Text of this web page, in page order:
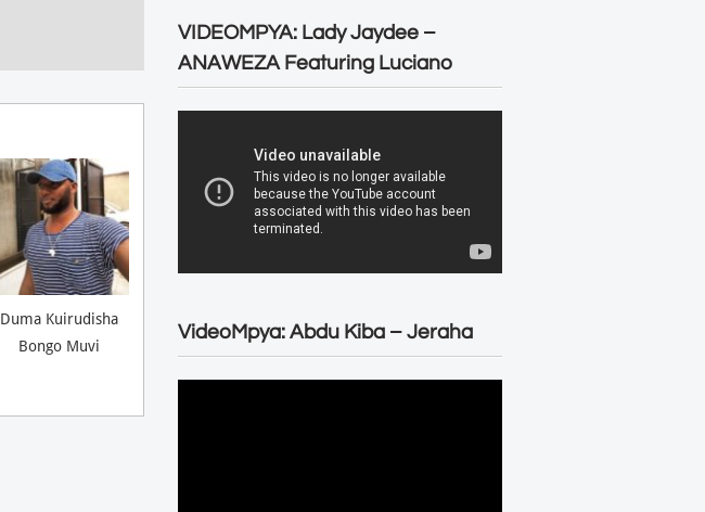
Duma Kuirudisha
Bongo Muvi
VIDEOMPYA: Lady Jaydee –
ANAWEZA Featuring Luciano
VideoMpya: Abdu Kiba – Jeraha